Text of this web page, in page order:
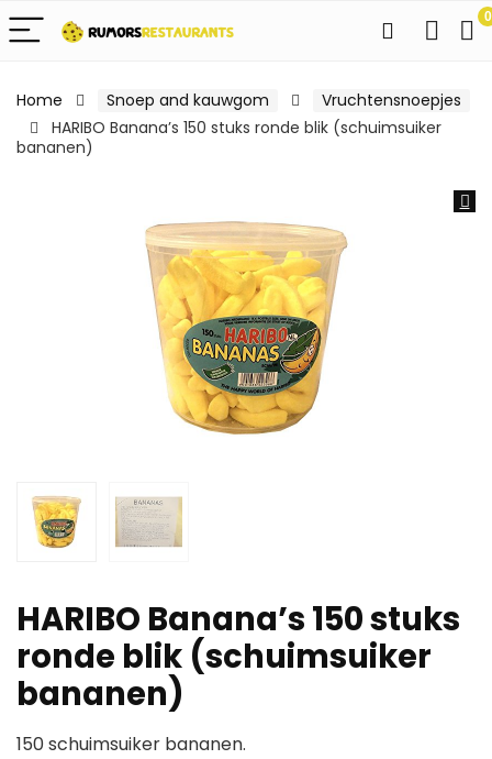
0
Home Snoep and kauwgom
Vruchtensnoepjes
HARIBO Banana’s 150 stuks ronde blik (schuimsuiker
bananen)
HARIBO Banana’s 150 stuks
ronde blik (schuimsuiker
bananen)
150 schuimsuiker bananen.